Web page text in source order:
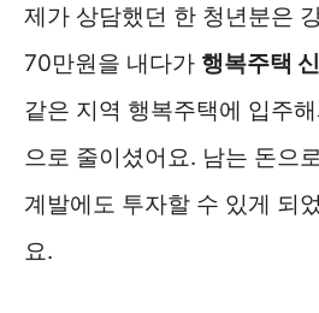
제가 상담했던 한 청년분은
70만원을 내다가 행복주택
같은 지역 행복주택에 입주
으로 줄이셨어요. 남는 돈으
계발에도 투자할 수 있게 되
요.